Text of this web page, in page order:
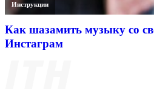
Инструкции
Как шазамить музыку со
Инстаграм